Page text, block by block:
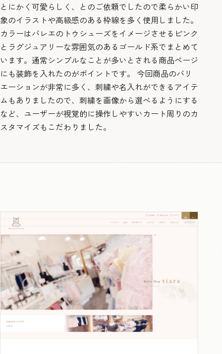
とにかく可愛らしく、とのご依頼でしたので柔らかい印
象のイラストや高級感のある枠線を多く使用しました。
カラーはバレエのトウシューズをイメージさせるピンク
とラグジュアリーな雰囲気のあるゴールド系でまとめて
います。通常シンプルなことが多いとされる商品ページ
にも装飾を入れたのがポイントです。 今回商品のバリ
エーションが非常に多く、刺繍や名入れができるアイテ
ムもありましたので、刺繍を画像から選べるようにする
など、ユーザーが視覚的に操作しやすいカート周りのカ
スタマイズもこだわりました。